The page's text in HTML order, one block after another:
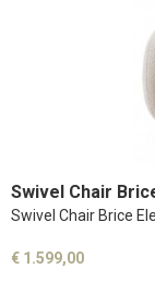
Swivel Chair
Swivel Chair Brice
€ 1.599,00